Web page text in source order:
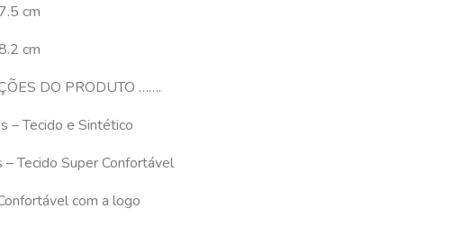
cm
cm
DO PRODUTO …….
– Tecido e Sintético
Tecido Super Confortável
com a logo